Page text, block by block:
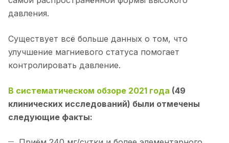
давления.
Существует всё больше данных о том, что
улучшение магниевого статуса помогает
контролировать давление.
В систематическом обзоре 2021 года (49
клинических исследований) были отмечены
следующие факты: